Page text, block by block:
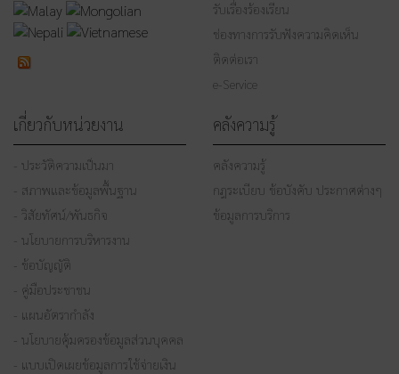
รับเรื่องร้องเรียน
ช่องทางการรับฟังความคิดเห็น
ติดต่อเรา
e-Service
เกี่ยวกับหน่วยงาน
- ประวัติความเป็นมา
- สภาพและข้อมูลพื้นฐาน
- วิสัยทัศน์/พันธกิจ
- นโยบายการบริหารงาน
- ข้อบัญญัติ
- คู่มือประชาชน
- แผนอัตรากำลัง
- นโยบายคุ้มครองข้อมูลส่วนบุคคล
- แบบเปิดเผยข้อมูลการใช้จ่ายเงิน
คลังความรู้
คลังความรู้
กฎระเบียบ ข้อบังคับ ประกาศต่างๆ
ข้อมูลการบริการ